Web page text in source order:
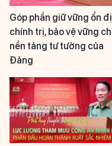
Góp phần giữ vững ổn
chính trị, bảo vệ vững
nền tảng tư tưởng của
Đảng